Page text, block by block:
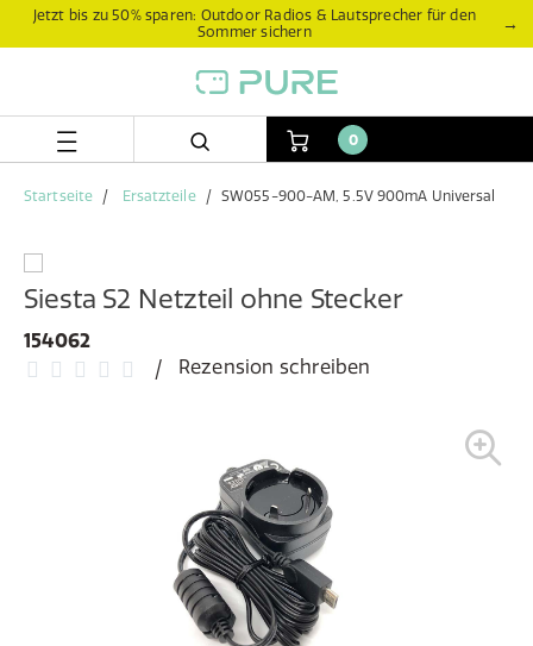
Zum
ZumJetzt bis zu 50% sparen: Outdoor Radios & Lautsprecher für den
Sommer sichern
→
0
Startseite Ersatzteile SW055-900-AM, 5.5V 900mA Universal
Siesta S2 Netzteil ohne Stecker
154062
Rezension schreiben